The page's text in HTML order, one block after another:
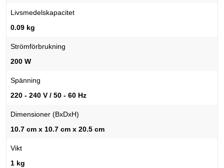
Livsmedelskapacitet
0.09 kg
Strömförbrukning
200 W
Spänning
220 - 240 V / 50 - 60 Hz
Dimensioner (BxDxH)
10.7 cm x 10.7 cm x 20.5 cm
Vikt
1 kg